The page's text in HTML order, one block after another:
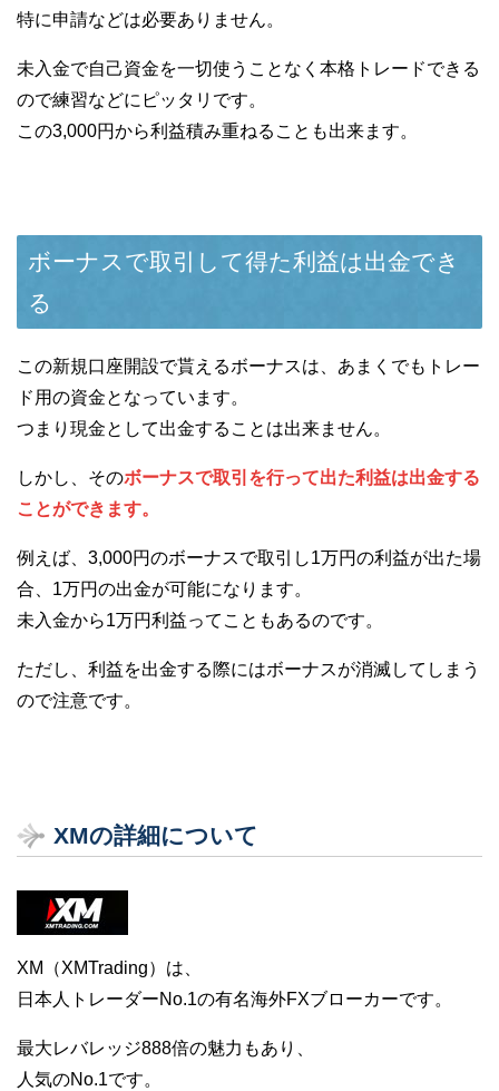
特に申請などは必要ありません。
未入金で自己資金を一切使うことなく本格トレードできる
ので練習などにピッタリです。
この3,000円から利益積み重ねることも出来ます。
ボーナスで取引して得た利益は出金でき
る
この新規口座開設で貰えるボーナスは、あまくでもトレー
ド用の資金となっています。
つまり現金として出金することは出来ません。
しかし、そのボーナスで取引を行って出た利益は出金する
ことができます。
例えば、3,000円のボーナスで取引し1万円の利益が出た場
合、1万円の出金が可能になります。
未入金から1万円利益ってこともあるのです。
ただし、利益を出金する際にはボーナスが消滅してしまう
ので注意です。
XMの詳細について
XM（XMTrading）は、
日本人トレーダーNo.1の有名海外FXブローカーです。
最大レバレッジ888倍の魅力もあり、
人気のNo.1です。